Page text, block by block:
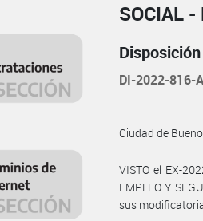
SOCIAL -
DI-2022-816-
Ciudad de
VISTO el EX-
EMPLEO Y
sus